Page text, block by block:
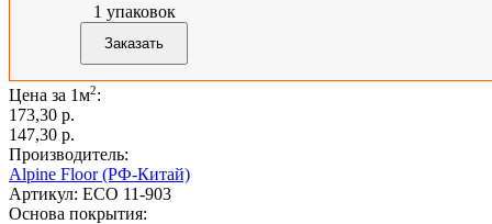
1 упаковок
Цена за 1м2:
173,30 p.
147,30 p.
Производитель:
Alpine Floor (РФ-Китай)
Артикул: ECO 11-903
Основа покрытия: